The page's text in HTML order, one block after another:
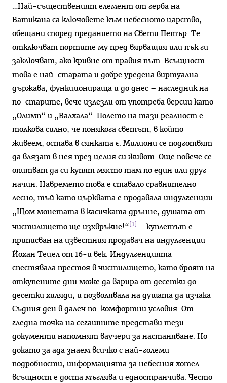
…Най-същественият елемент от герба на
Ватикана са ключовете към небесното царство,
обещани според преданието на Свети Петър. Те
отключват портите му пред вярващия или пък ги
заключват, ако кривне от правия път. Всъщност
това е най-старата и добре уредена виртуална
държава, функционираща и до днес – наследник на
по-старите, вече излезли от употреба версии като
„Олимп“ и „Валхала“. Полето на тази реалност е
толкова силно, че понякога светът, в който
живеем, остава в сянката є. Милиони се подготвят
да влязат в нея през целия си живот. Още повече се
опитват да си купят място там по един или друг
начин. Навремето това е ставало сравнително
лесно, тъй като църквата е продавала индулгенции.
„Щом монетата в касичката дрънне, душата от
чистилището ще изхвръкне!“ [1]
– куплетът е
приписван на известния продавач на индулгенции
Йохан Тецел от 16-и век. Индулгенцията
спестявала престоя в чистилището, като броят на
откупените дни може да варира от десетки до
десетки хиляди, и позволявала на душата да изчака
Съдния ден в далеч по-комфортни условия. От
гледна точка на сегашните представи тези
документи напомнят ваучери за настаняване. Но
докато за ада знаем всичко с най-големи
подробности, информацията за небесния хотел
всъщност е доста мъглява и едностранчива. Често